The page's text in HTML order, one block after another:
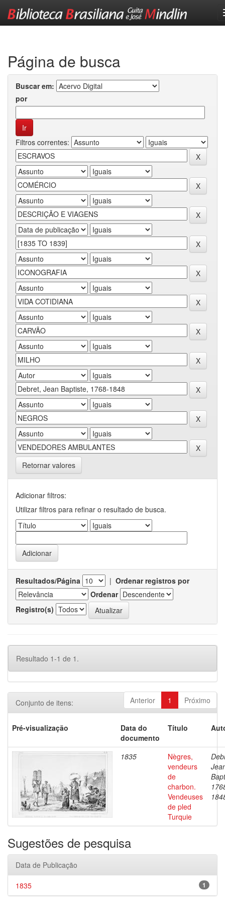
Página de busca
Buscar em:
por
Filtros correntes:
Retornar valores
Adicionar filtros:
Utilizar filtros para refinar o resultado de busca.
Resultados/Página | Ordenar registros por
Ordenar
Registro(s)
Resultado 1-1 de 1.
Anterior 1 Próximo
Conjunto de itens:
Pré-visualização
Data do
documento
Título
1835
Nègres,
vendeurs
de
charbon.
Vendeuses
de pled
Turquie
Sugestões de pesquisa
Data de Publicação
1
1835